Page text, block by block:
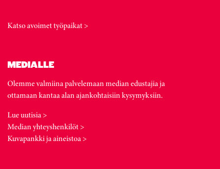
Katso avoimet työpaikat >
MEDIALLE
Olemme valmiina palvelemaan median edustajia ja
ottamaan kantaa alan ajankohtaisiin kysymyksiin.
Lue uutisia >
Median yhteyshenkilöt >
Kuvapankki ja aineistoa >